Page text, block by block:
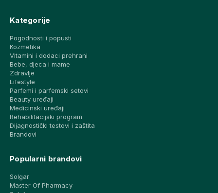
Kategorije
Pogodnosti i popusti
Kozmetika
Vitamini i dodaci prehrani
Bebe, djeca i mame
Zdravlje
Lifestyle
Parfemi i parfemski setovi
Beauty uređaji
Medicinski uređaji
Rehabilitacijski program
Dijagnostički testovi i zaštita
Brandovi
Popularni brandovi
Solgar
Master Of Pharmacy